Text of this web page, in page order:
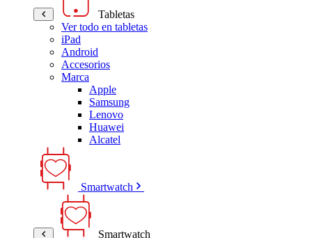
Tabletas
Ver todo en tabletas
iPad
Android
Accesorios
Marca
Apple
Samsung
Lenovo
Huawei
Alcatel
Smartwatch
Smartwatch